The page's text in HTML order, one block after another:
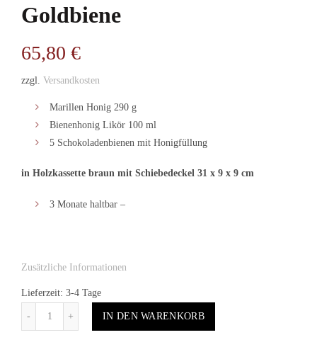
Goldbiene
65,80 €
zzgl. Versandkosten
Marillen Honig 290 g
Bienenhonig Likör 100 ml
5 Schokoladenbienen mit Honigfüllung
in Holzkassette braun mit Schiebedeckel 31 x 9 x 9 cm
3 Monate haltbar –
Zusätzliche Informationen
Lieferzeit: 3-4 Tage
Anzahl
IN DEN WARENKORB